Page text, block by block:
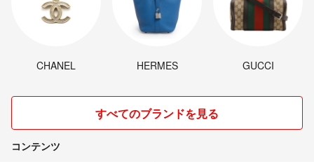
CHANEL HERMES GUCCI
すべてのブランドを見る
コンテンツ